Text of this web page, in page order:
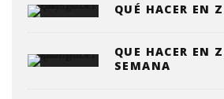
QUÉ HACER EN
QUE HACER EN
SEMANA